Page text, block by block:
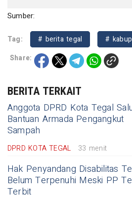
Sumber:
Tag: # berita tegal
#
Share:
BERITA TERKAIT
Anggota DPRD Kota Tegal
Bantuan Armada Pengangkut
Sampah
DPRD KOTA TEGAL 33 menit
Hak Penyandang Disabilitas
Belum Terpenuhi Meski PP
Terbit